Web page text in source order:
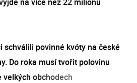
schválili povinné kvóty na české
Do roka musí tvořit polovinu
velkých obchodech